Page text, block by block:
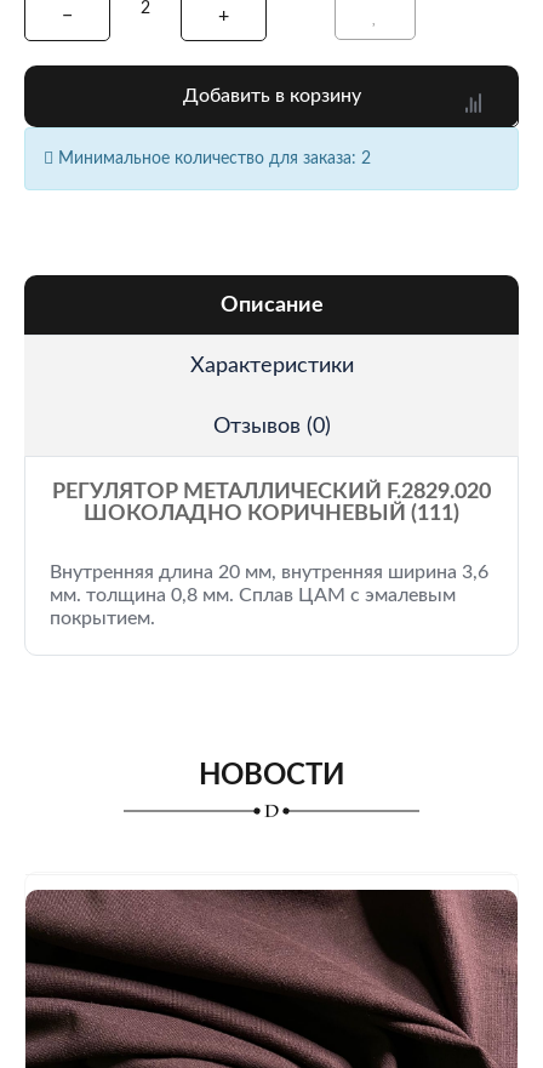
Добавить в корзину
Минимальное количество для заказа: 2
Описание
Характеристики
Отзывов (0)
РЕГУЛЯТОР МЕТАЛЛИЧЕСКИЙ F.2829.020
ШОКОЛАДНО КОРИЧНЕВЫЙ (111)
Внутренняя длина 20 мм, внутренняя ширина 3,6
мм. толщина 0,8 мм. Сплав ЦАМ с эмалевым
покрытием.
НОВОСТИ